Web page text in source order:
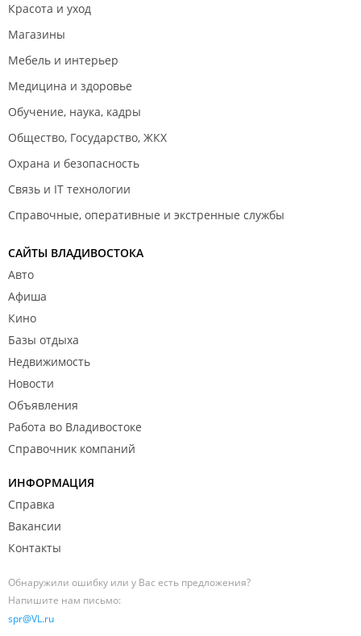
Красота и уход
Магазины
Мебель и интерьер
Медицина и здоровье
Обучение, наука, кадры
Общество, Государство, ЖКХ
Охрана и безопасность
Связь и IT технологии
Справочные, оперативные и экстренные службы
САЙТЫ ВЛАДИВОСТОКА
Авто
Афиша
Кино
Базы отдыха
Недвижимость
Новости
Объявления
Работа во Владивостоке
Справочник компаний
ИНФОРМАЦИЯ
Справка
Вакансии
Контакты
Обнаружили ошибку или у Вас есть предложения?
Напишите нам письмо:
spr@VL.ru